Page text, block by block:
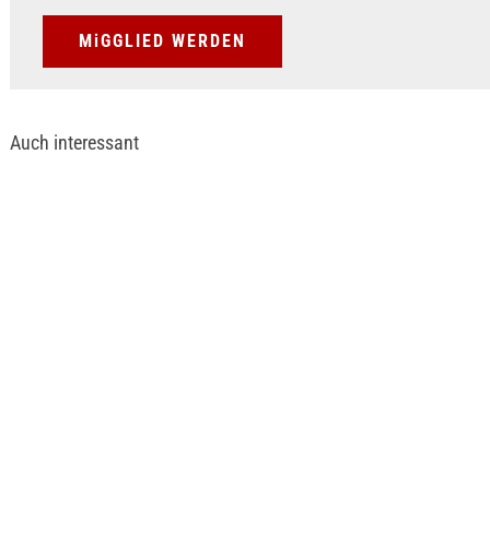
MiGGLIED WERDEN
Auch interessant